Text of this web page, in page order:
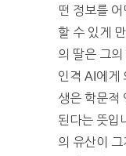
떤 정보를
할 수 있게
의 딸은 그
인격 AI에게
생은 학문적
된다는 뜻입
의 유산이 그